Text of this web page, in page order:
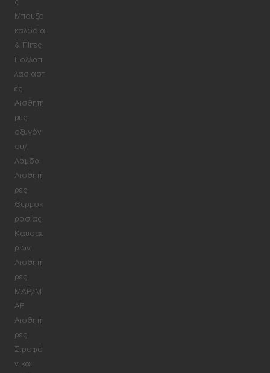
ς
Μπουζο
καλώδια
& Πίπες
Πολλαπ
λασιαστ
ές
Αισθητή
ρες
οξυγόν
ου/
Λάμδα
Αισθητή
ρες
Θερμοκ
ρασίας
Καυσαε
ρίων
Αισθητή
ρες
MAP/M
AF
Αισθητή
ρες
Στροφώ
ν και